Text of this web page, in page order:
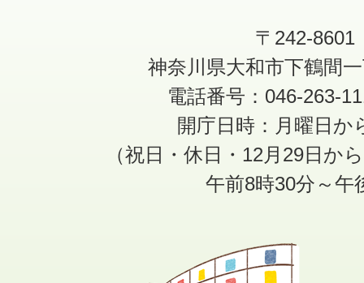
〒242-8601
神奈川県大和市下鶴間
電話番号：046-263-
開庁日時：月曜日か
（祝日・休日・12月29日か
午前8時30分～午